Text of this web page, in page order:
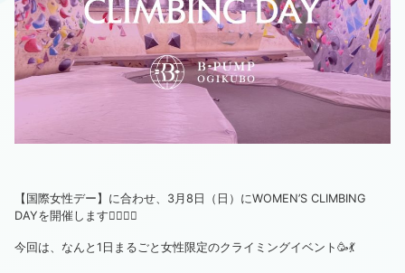
【国際女性デー】に合わせ、3月8日（日）にWOMEN’S CLIMBING
DAYを開催します🙋‍♀️🧗‍♂️
今回は、なんと1日まるごと女性限定のクライミングイベント🥳💃